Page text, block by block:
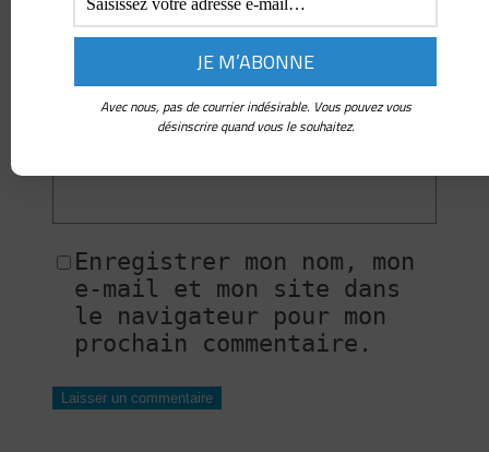
E-mail *
Site web
Enregistrer mon nom, mon
e-mail et mon site dans
le navigateur pour mon
prochain commentaire.
Avec nous, pas de courrier indésirable. Vous pouvez vous
désinscrire quand vous le souhaitez.